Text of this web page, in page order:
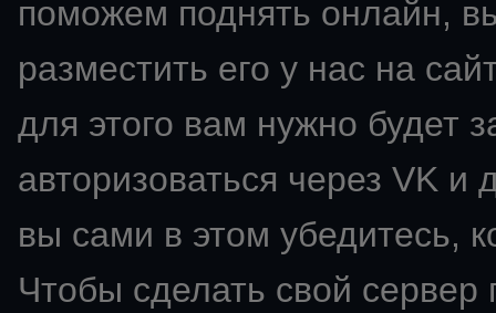
поможем поднять онлайн,
разместить его у нас на
для этого вам нужно будет
авторизоваться через VK и
вы сами в этом убедитесь,
Чтобы сделать свой